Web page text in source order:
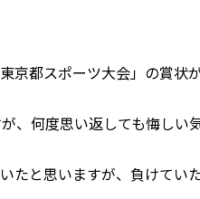
京都スポーツ大会」の賞状
、何度思い返しても悔しい
たと思いますが、負けて